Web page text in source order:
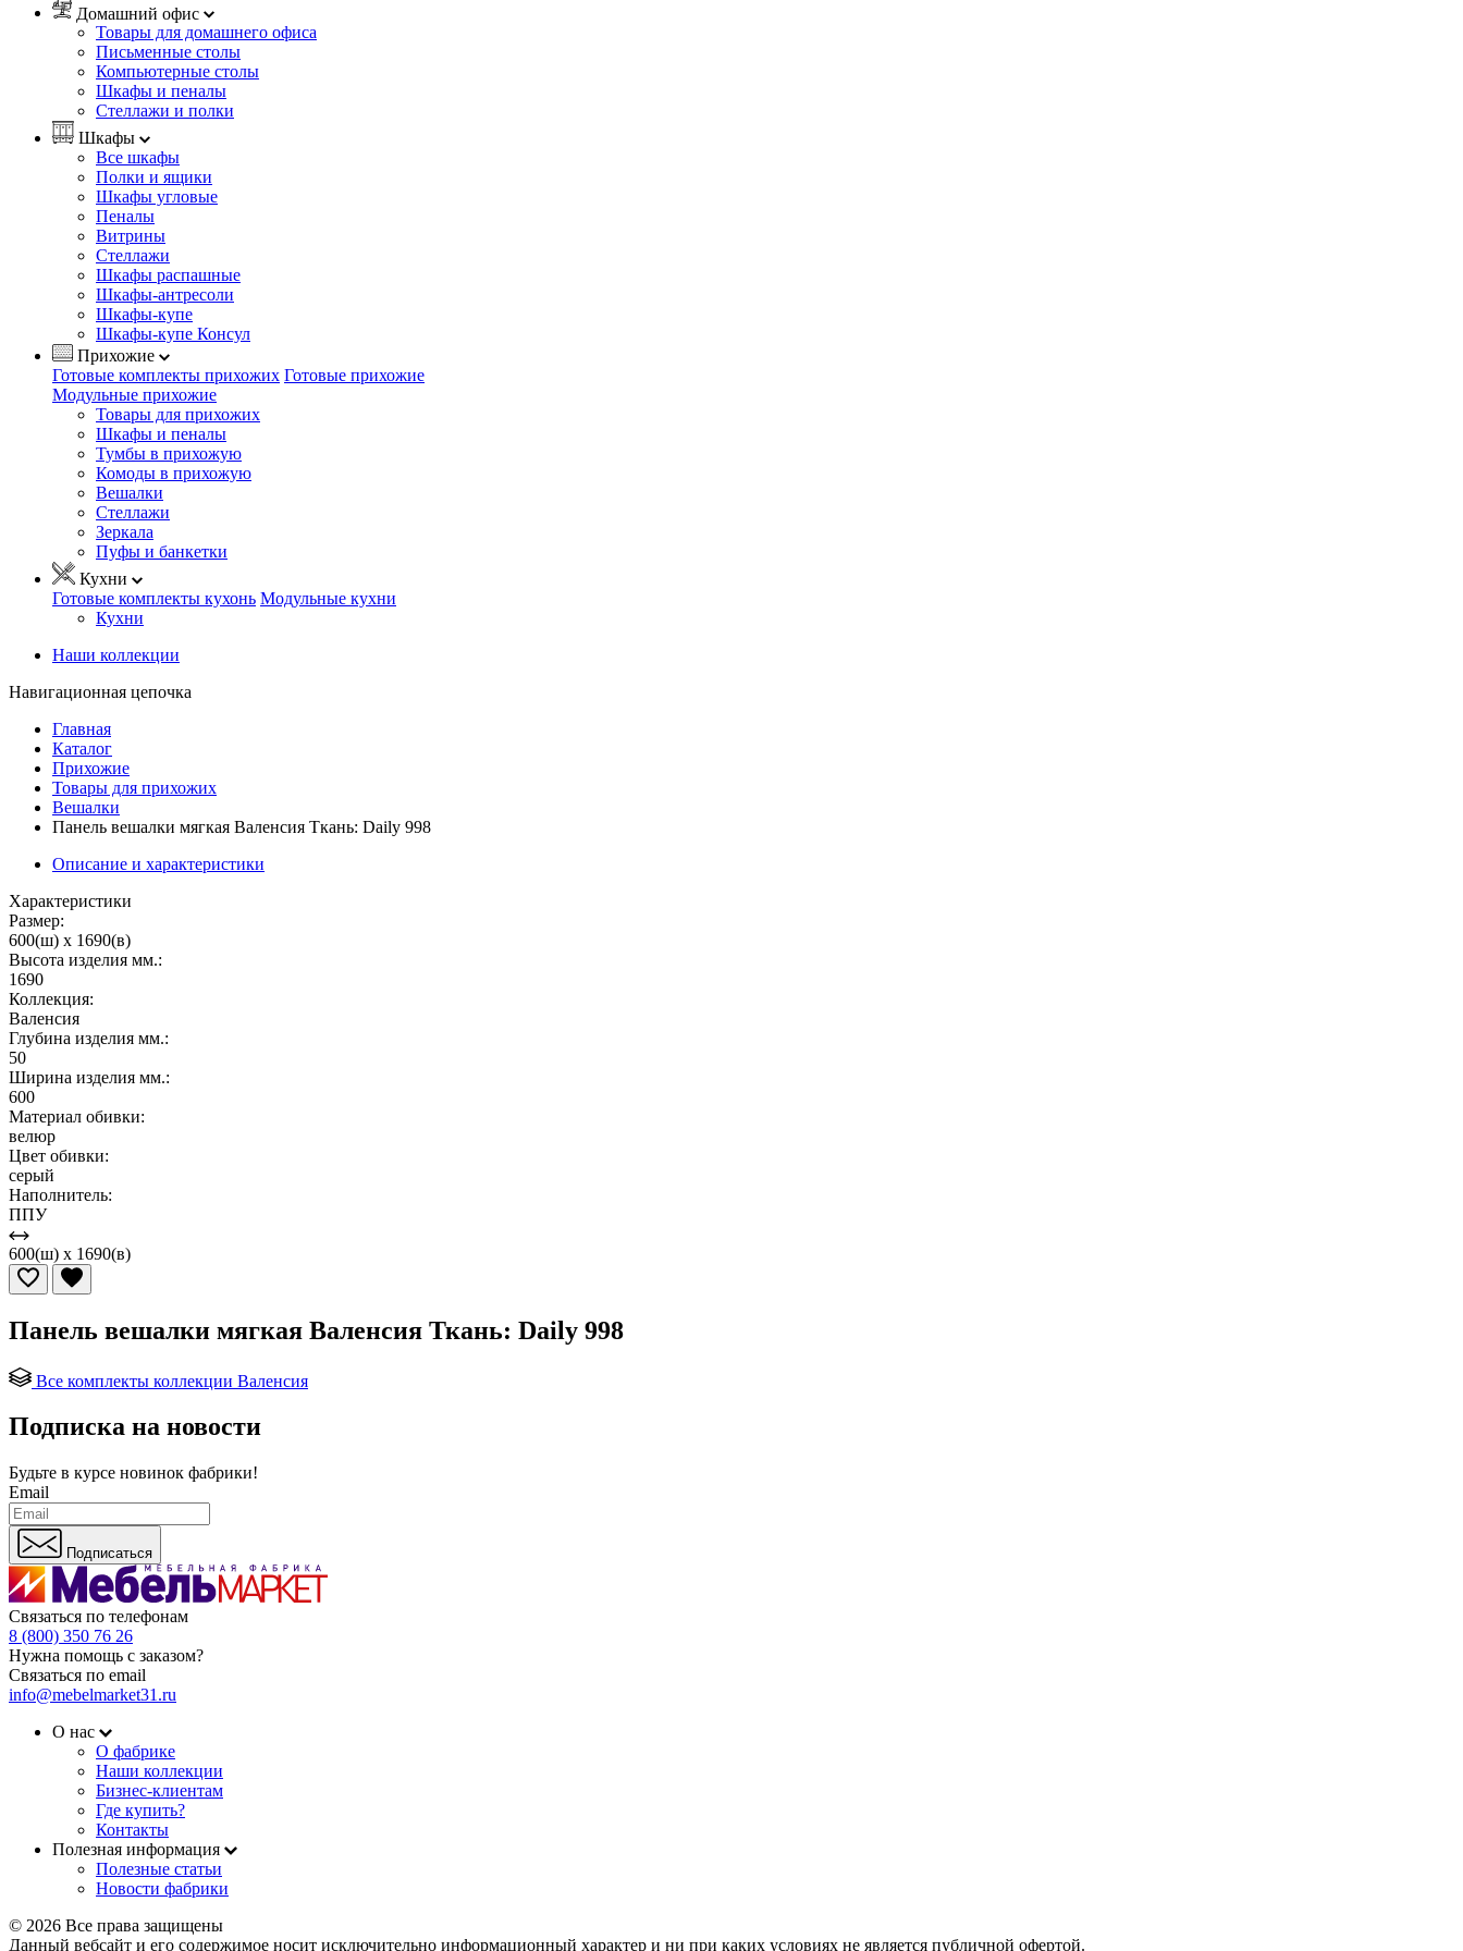
Домашний офис
Товары для домашнего офиса
Письменные столы
Компьютерные столы
Шкафы и пеналы
Стеллажи и полки
Шкафы
Все шкафы
Полки и ящики
Шкафы угловые
Пеналы
Витрины
Стеллажи
Шкафы распашные
Шкафы-антресоли
Шкафы-купе
Шкафы-купе Консул
Прихожие
Готовые комплекты прихожих Готовые прихожие
Модульные прихожие
Товары для прихожих
Шкафы и пеналы
Тумбы в прихожую
Комоды в прихожую
Вешалки
Стеллажи
Зеркала
Пуфы и банкетки
Кухни
Готовые комплекты кухонь Модульные кухни
Кухни
Наши коллекции
Навигационная цепочка
Главная
Каталог
Прихожие
Товары для прихожих
Вешалки
Панель вешалки мягкая Валенсия Ткань: Daily 998
Описание и характеристики
Характеристики
Размер:
600(ш) x 1690(в)
Высота изделия мм.:
1690
Коллекция:
Валенсия
Глубина изделия мм.:
50
Ширина изделия мм.:
600
Материал обивки:
велюр
Цвет обивки:
серый
Наполнитель:
ППУ
600(ш) x 1690(в)
Панель вешалки мягкая Валенсия Ткань: Daily 998
Все комплекты коллекции Валенсия
Подписка на новости
Будьте в курсе новинок фабрики!
Email
Подписаться
Связаться по телефонам
8 (800) 350 76 26
Нужна помощь с заказом?
Связаться по email
info@mebelmarket31.ru
О нас
О фабрике
Наши коллекции
Бизнес-клиентам
Где купить?
Контакты
Полезная информация
Полезные статьи
Новости фабрики
© 2026 Все права защищены
Данный вебсайт и его содержимое носит исключительно информационный характер и ни при каких условиях не является публичной офертой.